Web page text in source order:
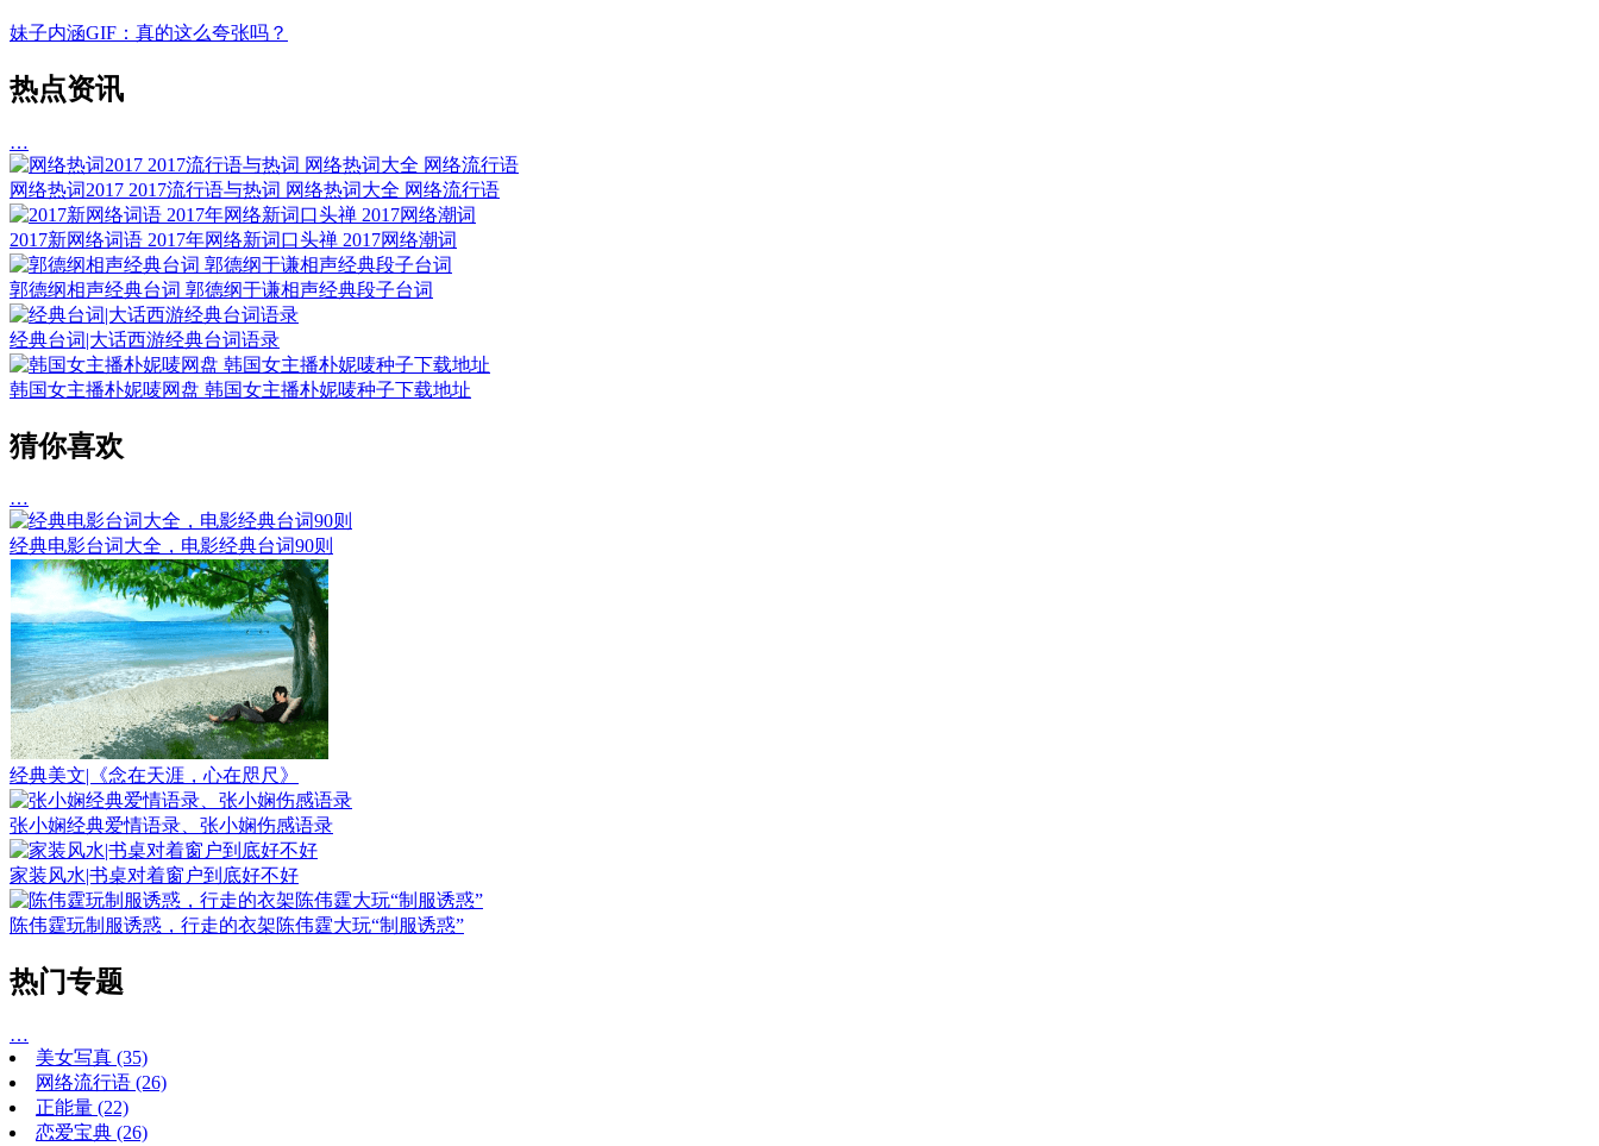
妹子内涵GIF：真的这么夸张吗？
热点资讯
…
网络热词2017 2017流行语与热词 网络热词大全 网络流行语
2017新网络词语 2017年网络新词口头禅 2017网络潮词
郭德纲相声经典台词 郭德纲于谦相声经典段子台词
经典台词|大话西游经典台词语录
韩国女主播朴妮唛网盘 韩国女主播朴妮唛种子下载地址
猜你喜欢
…
经典电影台词大全，电影经典台词90则
经典美文|《念在天涯，心在咫尺》
张小娴经典爱情语录、张小娴伤感语录
家装风水|书桌对着窗户到底好不好
陈伟霆玩制服诱惑，行走的衣架陈伟霆大玩“制服诱惑”
热门专题
…
美女写真 (35)
网络流行语 (26)
正能量 (22)
恋爱宝典 (26)